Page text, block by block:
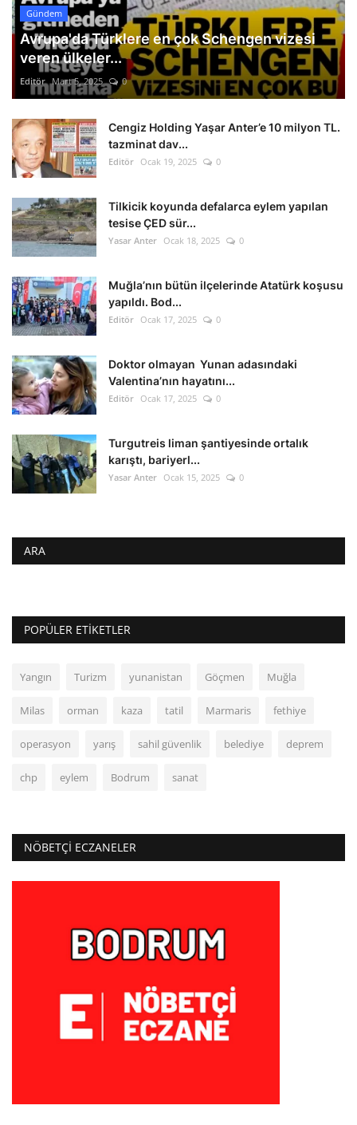
Gündem
Avrupa'da Türklere en çok Schengen vizesi
veren ülkeler...
Editör Mart 5, 2025 0
Cengiz Holding Yaşar Anter’e 10 milyon TL.
tazminat dav...
Editör Ocak 19, 2025 0
Tilkicik koyunda defalarca eylem yapılan
tesise ÇED sür...
Yasar Anter Ocak 18, 2025 0
Muğla’nın bütün ilçelerinde Atatürk koşusu
yapıldı. Bod...
Editör Ocak 17, 2025 0
Doktor olmayan Yunan adasındaki
Valentina’nın hayatını...
Editör Ocak 17, 2025 0
Turgutreis liman şantiyesinde ortalık
karıştı, bariyerl...
Yasar Anter Ocak 15, 2025 0
ARA
POPÜLER ETIKETLER
Yangın Turizm yunanistan Göçmen Muğla
Milas orman kaza tatil Marmaris fethiye
operasyon yarış sahil güvenlik belediye deprem
chp eylem Bodrum sanat
NÖBETÇI ECZANELER